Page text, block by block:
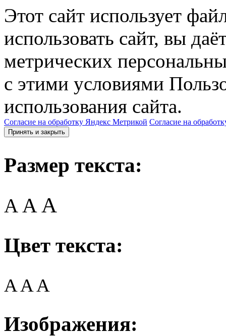
Этот сайт использует
использовать сайт, вы
метрических
с этими условиями
использования сайта.
Согласие на обработку Яндекс Метрикой Согласие на
Принять и закрыть
Размер текста:
A AA
Цвет текста:
AAA
Изображения: